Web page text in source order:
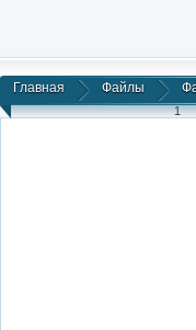
Главная Файлы
1